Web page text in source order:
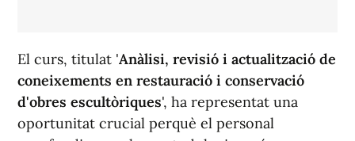
El curs, titulat 'Anàlisi, revisió i actualització de
coneixements en restauració i conservació
d'obres escultòriques', ha representat una
oportunitat crucial perquè el personal